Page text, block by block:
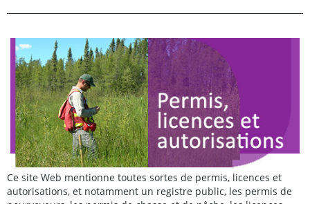
Ce site Web mentionne toutes sortes de permis, licences et
autorisations, et notamment un registre public, les permis de